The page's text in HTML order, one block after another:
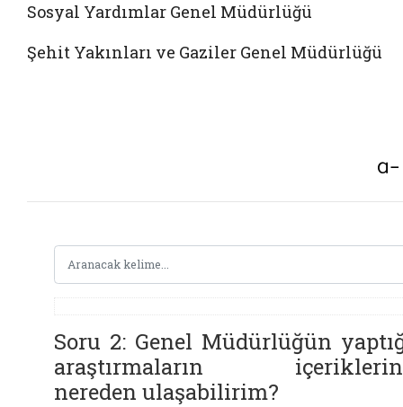
Sosyal Yardımlar Genel Müdürlüğü
Şehit Yakınları ve Gaziler Genel Müdürlüğü
Soru 2: Genel Müdürlüğün
araştırmaların
nereden ulaşabilirim?